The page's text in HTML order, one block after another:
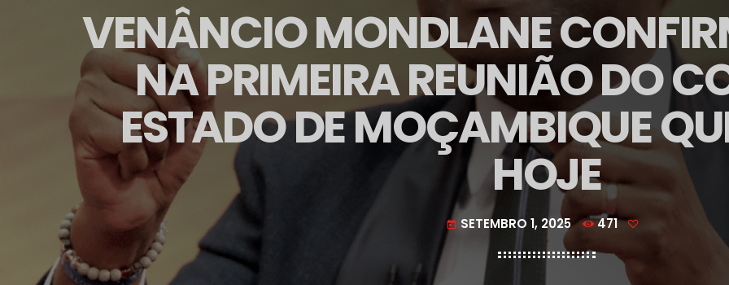
VENÂNCIO MONDLANE
NA PRIMEIRA REUNIÃO DO
ESTADO DE MOÇAMBIQUE
HOJE
today SETEMBRO 1, 2025 471